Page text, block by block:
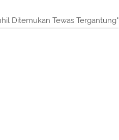
Ditemukan Tewas Tergantung"